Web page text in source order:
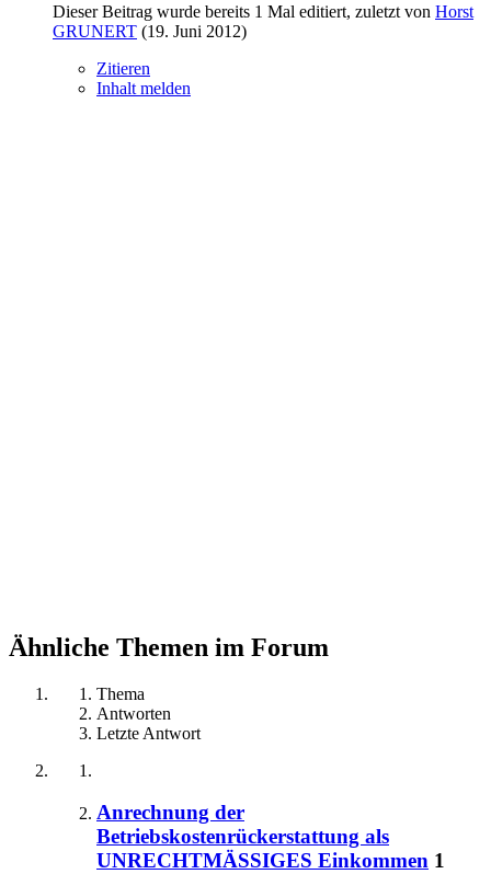
Dieser Beitrag wurde bereits 1 Mal editiert, zuletzt von Horst
GRUNERT (19. Juni 2012)
Zitieren
Inhalt melden
Ähnliche Themen im Forum
Thema
Antworten
Letzte Antwort
Anrechnung der
Betriebskostenrückerstattung als
UNRECHTMÄSSIGES Einkommen 1